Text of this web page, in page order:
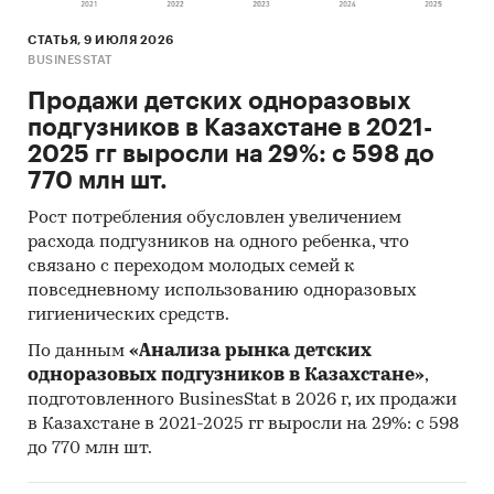
мнений экспертов и наших собственных
Интервью с производителями:также мы
провелиинтервью с производителями и
получили сведения как о них самих, так и о
Mystery-Shopping с производителями:кроме
того, информацию об объемах производства и
ценах мы получили, вступив впереговоры
производителямив завуалированной форме
(Mystery-Shopping)от имени потенциального
заказчика.
Мониторинг документов:
в качестве
основных методов анализа данных выступают
СТАТЬЯ, 9 ИЮЛЯ 2026
BUSINESSTAT
Продажи детских одноразовых
подгузников в Казахстане в 2021-
2025 гг выросли на 29%: с 598 до
770 млн шт.
Рост потребления обусловлен увеличением
расхода подгузников на одного ребенка, что
связано с переходом молодых семей к
повседневному использованию одноразовых
гигиенических средств.
По данным «Анализа рынка детских
одноразовых подгузников в Казахстане»,
подготовленного BusinesStat в 2026 г, их продажи
в Казахстане в 2021-2025 гг выросли на 29%: с 598
до 770 млн шт.